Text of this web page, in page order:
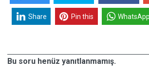
Share Pin this WhatsApp
Bu soru henüz yanıtlanmamış.